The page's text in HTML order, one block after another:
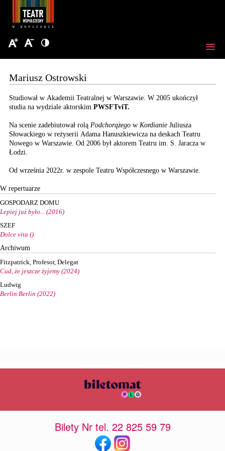
Mariusz Ostrowski
Studiował w Akademii Teatralnej w Warszawie. W 2005 ukończył
studia na wydziale aktorskim PWSFTviT.
Na scenie zadebiutował rolą Podchorążego w Kordianie Juliusza
Słowackiego w reżyserii Adama Hanuszkiewicza na deskach Teatru
Nowego w Warszawie. Od 2006 był aktorem Teatru im. S. Jaracza w
Łodzi.
Od września 2022r. w zespole Teatru Współczesnego w Warszawie.
W repertuarze
GOSPODARZ DOMU
Lepiej już było... (2016)
SZEF
Dolce vita ()
Archiwum
Fitzpatrick, Profesor, Delegat
Cud, że jeszcze żyjemy (2024)
Ludwig
Berlin Berlin (2022)
Bilety Nr tel. 22 825 59 79